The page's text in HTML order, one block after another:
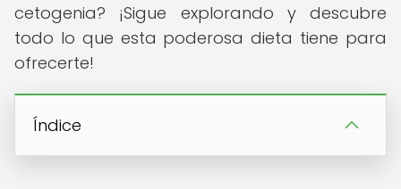
cetogenia? ¡Sigue explorando y descubre
todo lo que esta poderosa dieta tiene para
ofrecerte!
Índice